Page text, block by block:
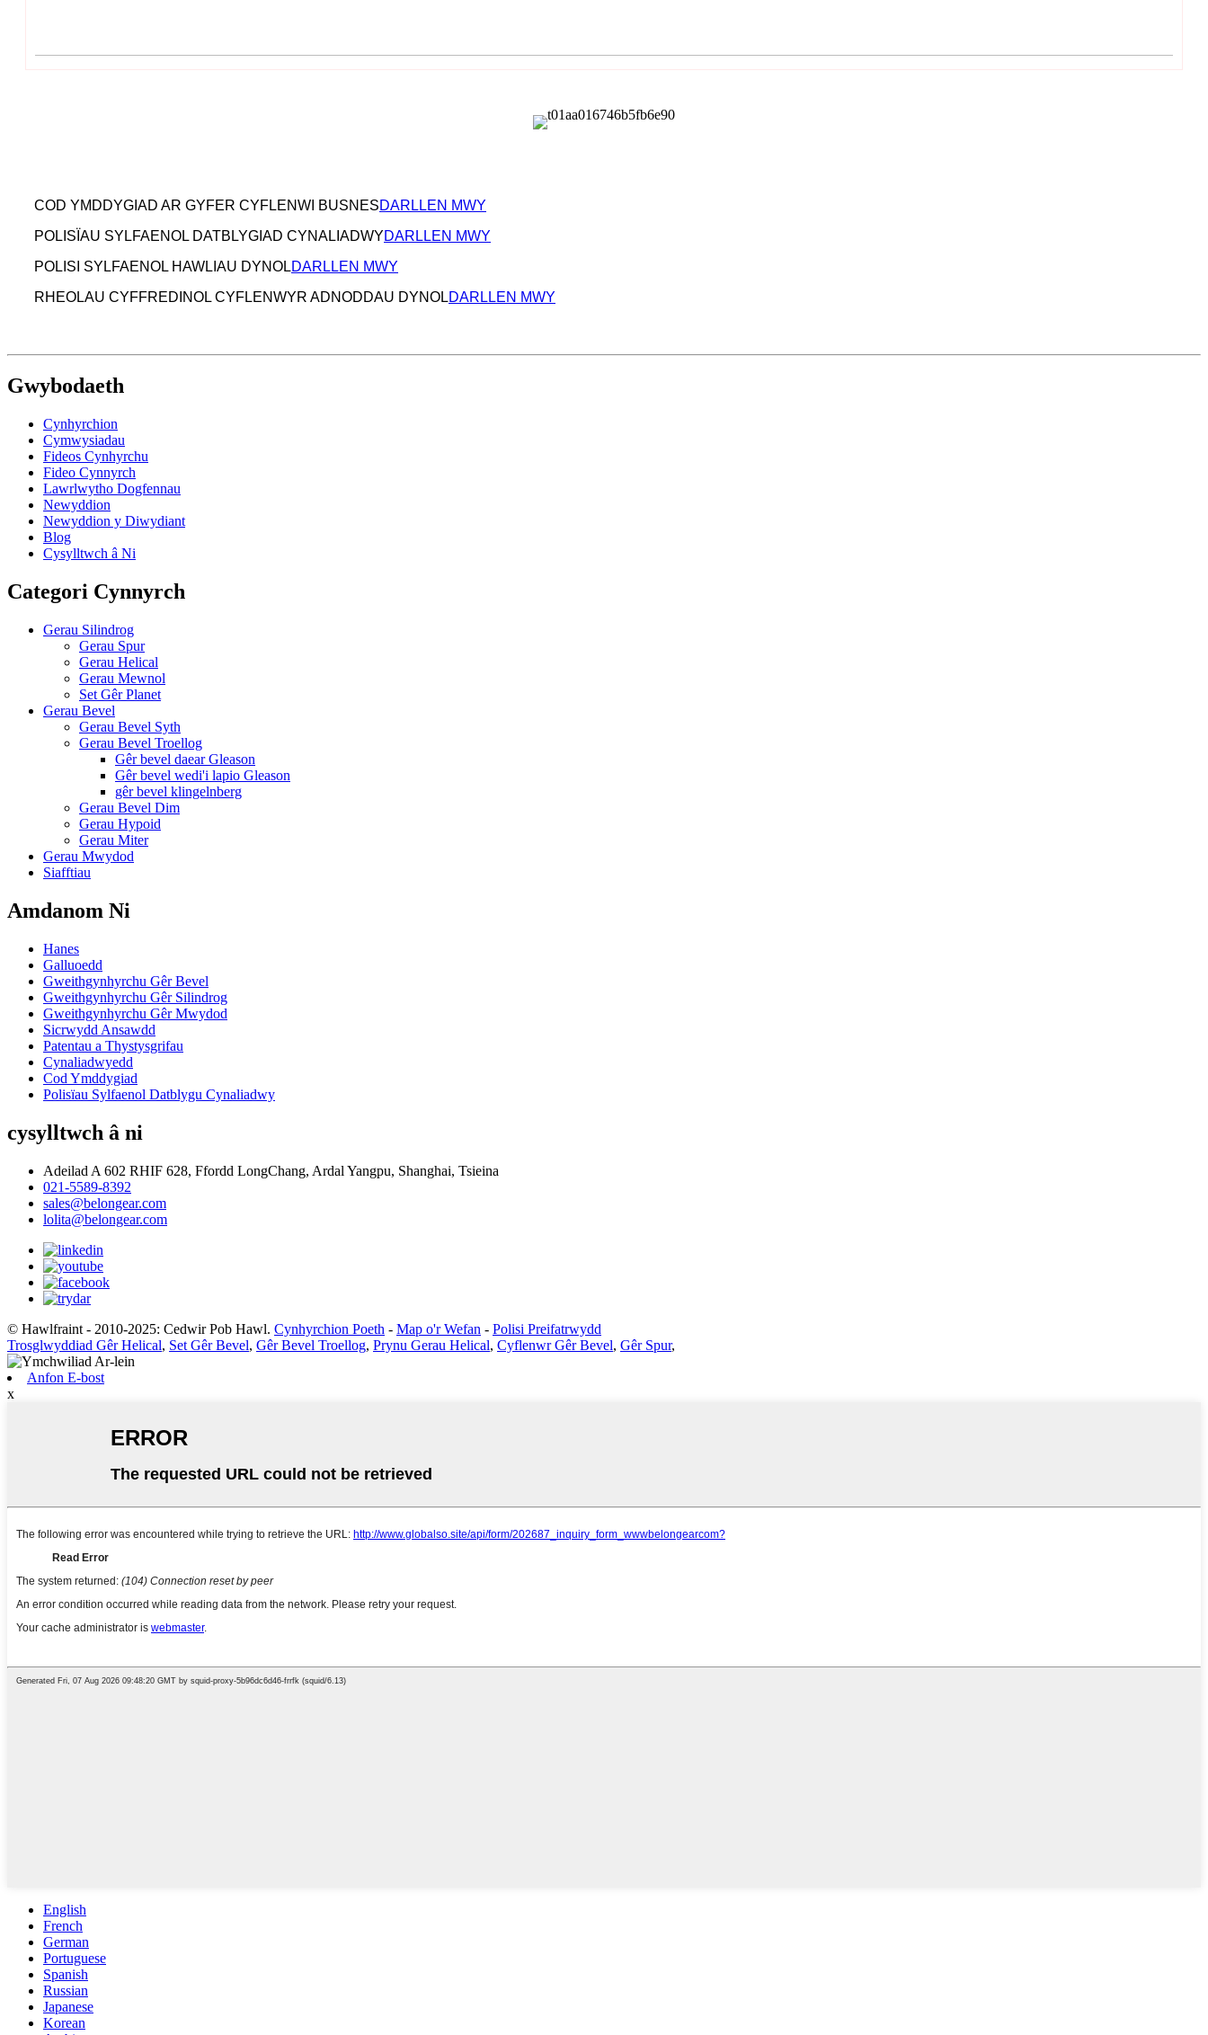
COD YMDDYGIAD AR GYFER CYFLENWI BUSNESDARLLEN MWY
POLISÏAU SYLFAENOL DATBLYGIAD CYNALIADWYDARLLEN MWY
POLISI SYLFAENOL HAWLIAU DYNOLDARLLEN MWY
RHEOLAU CYFFREDINOL CYFLENWYR ADNODDAU DYNOLDARLLEN MWY
Gwybodaeth
Cynhyrchion
Cymwysiadau
Fideos Cynhyrchu
Fideo Cynnyrch
Lawrlwytho Dogfennau
Newyddion
Newyddion y Diwydiant
Blog
Cysylltwch â Ni
Categori Cynnyrch
Gerau Silindrog
Gerau Spur
Gerau Helical
Gerau Mewnol
Set Gêr Planet
Gerau Bevel
Gerau Bevel Syth
Gerau Bevel Troellog
Gêr bevel daear Gleason
Gêr bevel wedi'i lapio Gleason
gêr bevel klingelnberg
Gerau Bevel Dim
Gerau Hypoid
Gerau Miter
Gerau Mwydod
Siafftiau
Amdanom Ni
Hanes
Galluoedd
Gweithgynhyrchu Gêr Bevel
Gweithgynhyrchu Gêr Silindrog
Gweithgynhyrchu Gêr Mwydod
Sicrwydd Ansawdd
Patentau a Thystysgrifau
Cynaliadwyedd
Cod Ymddygiad
Polisïau Sylfaenol Datblygu Cynaliadwy
cysylltwch â ni
Adeilad A 602 RHIF 628, Ffordd LongChang, Ardal Yangpu, Shanghai, Tsieina
021-5589-8392
sales@belongear.com
lolita@belongear.com
© Hawlfraint - 2010-2025: Cedwir Pob Hawl. Cynhyrchion Poeth - Map o'r Wefan - Polisi Preifatrwydd
Trosglwyddiad Gêr Helical, Set Gêr Bevel, Gêr Bevel Troellog, Prynu Gerau Helical, Cyflenwr Gêr Bevel, Gêr Spur,
Anfon E-bost
x
English
French
German
Portuguese
Spanish
Russian
Japanese
Korean